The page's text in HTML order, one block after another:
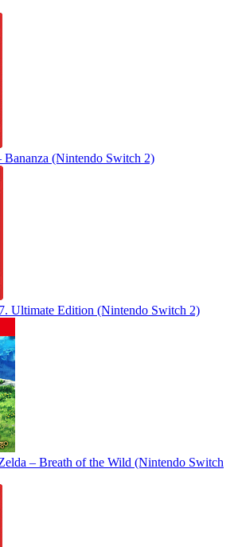
(Nintendo Switch 2)
Ultimate Edition (Nintendo Switch 2)
– Breath of the Wild (Nintendo Switch